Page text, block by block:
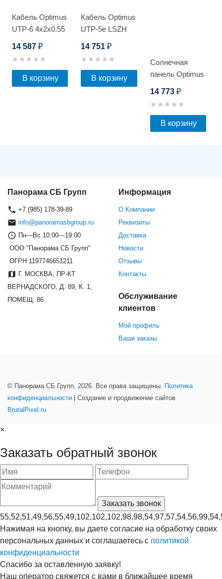
Кабель Optimus
UTP-6 4x2x0.55
14 587 ₽
В корзину
Кабель Optimus
UTP-5e LSZH
14 751₽
В корзину
Солнечная
панель Optimus
14 773 ₽
В корзину
Панорама СБ Групп
+7 (985) 178-39-89
info@panoramasbgroup.ru
Пн—Вс 10:00—19:00
ООО "Панорама СБ Групп"
ОГРН 1197746651211
Г. МОСКВА, ПР-КТ
ВЕРНАДСКОГО, Д. 89, К. 1,
ПОМЕЩ. 86
Информация
О Компании
Реквизиты
Доставка
Новости
Отзывы
Контакты
Обслуживание
клиентов
Мой профиль
Ваши заказы
© Панорама СБ Групп, 2026. Все права защищены. Политика
конфиденциальности | Создание и продвижение сайтов
BrutalPixel.ru
×
Заказать обратный звонок
Нажимая на кнопку, вы даете согласие на обработку своих
персональных данных и соглашаетесь с политикой
конфиденциальности
Спасибо за оставленную заявку!
Наш оператор свяжется с вами в ближайшее время